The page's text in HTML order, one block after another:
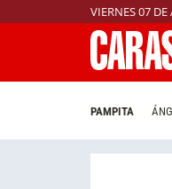
VIERNES 07
PAMPITA